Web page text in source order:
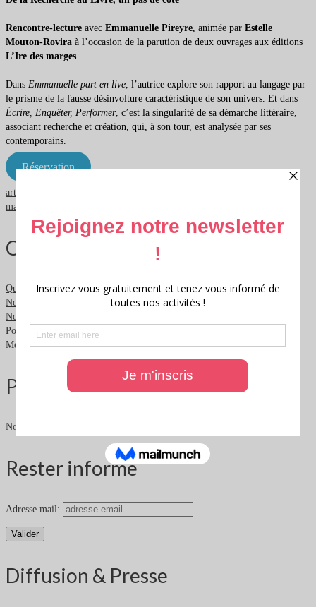
Rencontre-lecture avec Emmanuelle Pireyre, animée par Estelle
Mouton-Rovira à l’occasion de la parution de deux ouvrages aux éditions
L’Ire des marges.
Dans Emmanuelle part en live, l’autrice explore son rapport au langage par
le prisme de la fausse désinvolture caractéristique de son univers. Et dans
Écrire, Enquêter, Performer, c’est la singularité de sa démarche littéraire,
associant recherche et création, qui, à son tour, est analysée par ses
contemporains.
Réservation
arts
maisondédition
Qui sommes nous ?
Qui sommes nous ?
Nous contacter
Nous soutenir
Politique de confidentialité
Mentions légales
Partenaires
Nos partenaires
Rester informé
Adresse mail:
Diffusion & Presse